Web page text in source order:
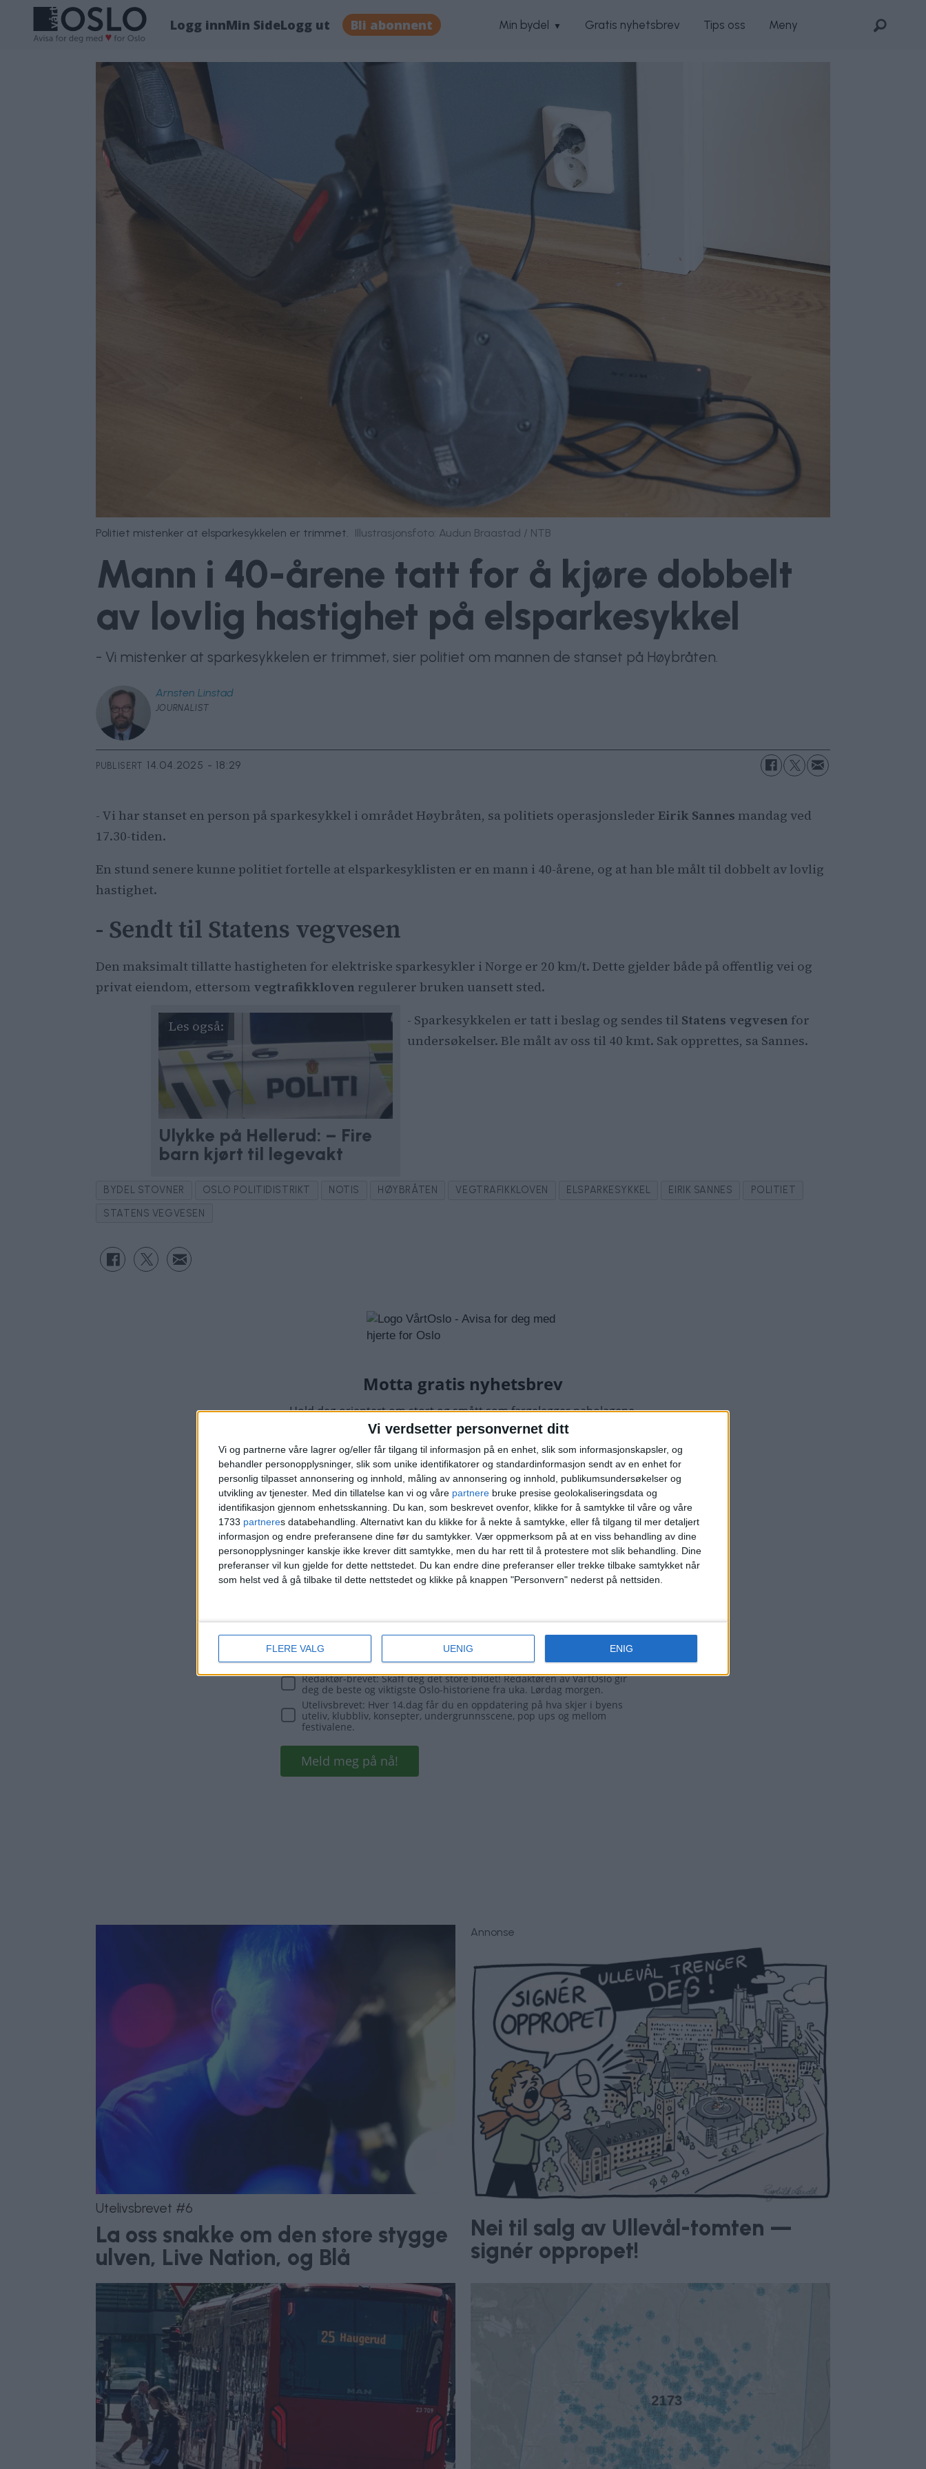
Vi verdsetter personvernet ditt
Vi og partnerne våre lagrer og/eller får tilgang til informasjon på en enhet, slik som informasjonskapsler, og
behandler personopplysninger, slik som unike identifikatorer og standardinformasjon sendt av en enhet for
personlig tilpasset annonsering og innhold, måling av annonsering og innhold, publikumsundersøkelser og
utvikling av tjenester. Med din tillatelse kan vi og våre partnere bruke presise geolokaliseringsdata og
identifikasjon gjennom enhetsskanning. Du kan, som beskrevet ovenfor, klikke for å samtykke til våre og våre
1733 partneres databehandling. Alternativt kan du klikke for å nekte å samtykke, eller få tilgang til mer detaljert
informasjon og endre preferansene dine før du samtykker. Vær oppmerksom på at en viss behandling av dine
personopplysninger kanskje ikke krever ditt samtykke, men du har rett til å protestere mot slik behandling. Dine
preferanser vil kun gjelde for dette nettstedet. Du kan endre dine preferanser eller trekke tilbake samtykket når
som helst ved å gå tilbake til dette nettstedet og klikke på knappen "Personvern" nederst på nettsiden.
FLERE VALG UENIG ENIG
Logg innMin SideLogg ut Bli abonnent Min bydel Gratis nyhetsbrev Tips oss Meny
Politiet mistenker at elsparkesykkelen er trimmet. Illustrasjonsfoto: Audun Braastad / NTB
Mann i 40-årene tatt for å kjøre dobbelt
av lovlig hastighet på elsparkesykkel
- Vi mistenker at sparkesykkelen er trimmet, sier politiet om mannen de stanset på Høybråten.
Arnsten Linstad
JOURNALIST
PUBLISERT 14.04.2025 - 18:29
- Vi har stanset en person på sparkesykkel i området Høybråten, sa politiets operasjonslederEirik Sannes mandag ved
17.30-tiden.
En stund senere kunne politiet fortelle at elsparkesyklisten er en mann i 40-årene, og at han ble målt til dobbelt av lovlig
hastighet.
- Sendt til Statens vegvesen
Den maksimalt tillatte hastigheten for elektriske sparkesykler i Norge er 20 km/t. Dette gjelder både på offentlig vei og
privat eiendom, ettersom vegtrafikkloven regulerer bruken uansett sted.
Ulykke på Hellerud: – Fire
barn kjørt til legevakt
- Sparkesykkelen er tatt i beslag og sendes til Statens vegvesen for
undersøkelser. Ble målt av oss til 40 kmt. Sak opprettes, sa Sannes.
BYDEL STOVNER OSLO POLITIDISTRIKT NOTIS HØYBRÅTEN VEGTRAFIKKLOVEN ELSPARKESYKKEL EIRIK SANNES
POLITIET
STATENS VEGVESEN
Utelivsbrevet #6
La oss snakke om den store stygge
ulven, Live Nation, og Blå
Annonse
Nei til salg av Ullevål-tomten —
signér oppropet!